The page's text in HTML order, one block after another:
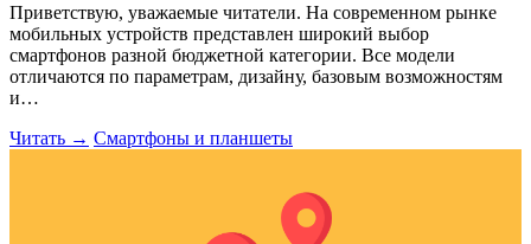
Приветствую, уважаемые читатели. На современном рынке
мобильных устройств представлен широкий выбор
смартфонов разной бюджетной категории. Все модели
отличаются по параметрам, дизайну, базовым возможностям
и…
Читать → Смартфоны и планшеты